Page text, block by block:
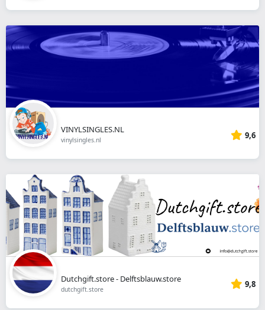
VINYLSINGLES.NL
vinylsingles.nl 9,6
Dutchgift.store - Delftsblauw.store
dutchgift.store 9,8